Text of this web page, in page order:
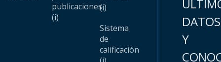
publicaciones
(i)
(i)
Sistema
de
calificación
DATOS
Y